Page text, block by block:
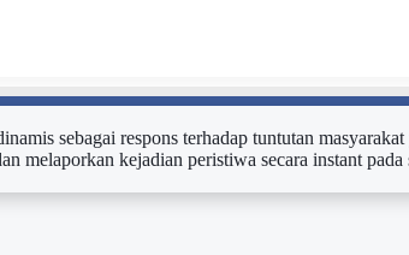
sebagai respons terhadap tuntutan
melaporkan kejadian peristiwa secara instant